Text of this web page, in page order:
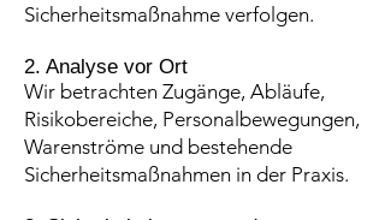
Sicherheitsmaßnahme verfolgen.
2. Analyse vor Ort
Wir betrachten Zugänge, Abläufe,
Risikobereiche, Personalbewegungen,
Warenströme und bestehende
Sicherheitsmaßnahmen in der Praxis.